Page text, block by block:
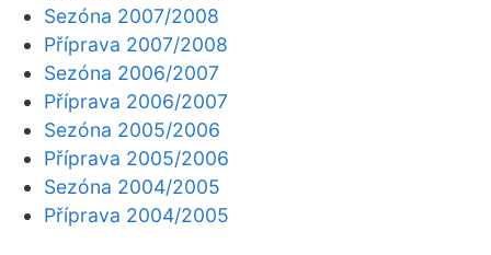
Sezóna 2007/2008
Příprava 2007/2008
Sezóna 2006/2007
Příprava 2006/2007
Sezóna 2005/2006
Příprava 2005/2006
Sezóna 2004/2005
Příprava 2004/2005